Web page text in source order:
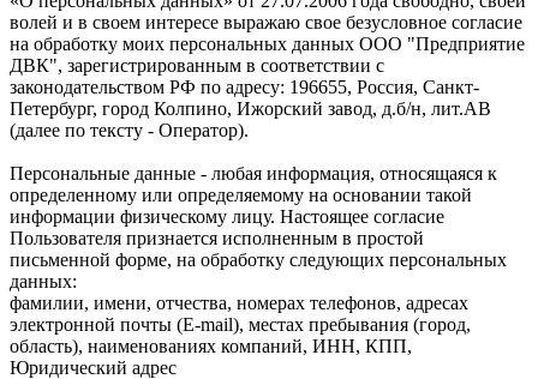
волей и в своем интересе выражаю свое безусловное согласие
на обработку моих персональных данных ООО "Предприятие
ДВК", зарегистрированным в соответствии с
законодательством РФ по адресу: 196655, Россия, Санкт-
Петербург, город Колпино, Ижорский завод, д.б/н, лит.АВ
(далее по тексту - Оператор).
Персональные данные - любая информация, относящаяся к
определенному или определяемому на основании такой
информации физическому лицу. Настоящее согласие
Пользователя признается исполненным в простой
письменной форме, на обработку следующих персональных
данных:
фамилии, имени, отчества, номерах телефонов, адресах
электронной почты (E-mail), местах пребывания (город,
область), наименованиях компаний, ИНН, КПП,
Юридический адрес